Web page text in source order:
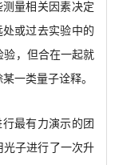
量相关因素决定
或过去实验中的
验，但合在一起就
一类量子诠释。
最有力演示的团
光子进行了一次升